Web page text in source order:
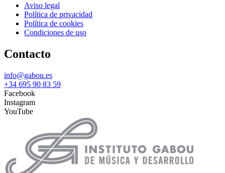
Aviso legal
Política de privacidad
Política de cookies
Condiciones de uso
Contacto
info@gabou.es
+34 695 90 83 59
Facebook
Instagram
YouTube